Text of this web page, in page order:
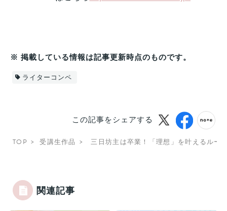
※ 掲載している情報は記事更新時点のものです。
ライターコンペ
この記事をシェアする
TOP 受講生作品 三日坊主は卒業！「理想」を叶えるルー
関連記事